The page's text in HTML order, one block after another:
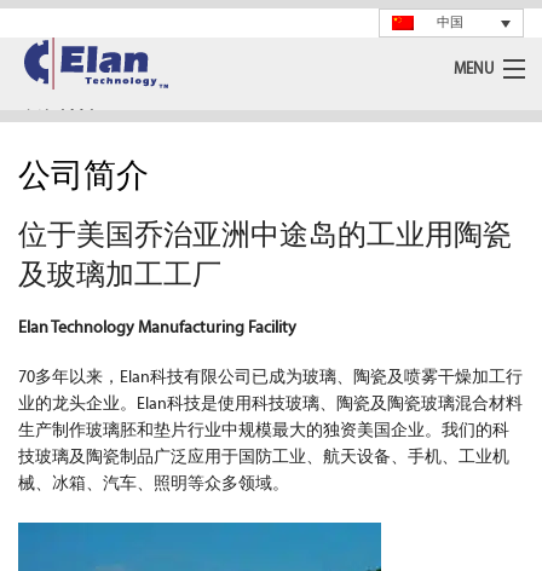
中国
MENU
陶瓷材料
玻璃材料
喷雾干燥
Support
Contact Us
公司简介
位于美国乔治亚洲中途岛的工业用陶瓷
及玻璃加工工厂
Elan Technology Manufacturing Facility
70多年以来，Elan科技有限公司已成为玻璃、陶瓷及喷雾干燥加工行
业的龙头企业。Elan科技是使用科技玻璃、陶瓷及陶瓷玻璃混合材料
生产制作玻璃胚和垫片行业中规模最大的独资美国企业。我们的科
技玻璃及陶瓷制品广泛应用于国防工业、航天设备、手机、工业机
械、冰箱、汽车、照明等众多领域。